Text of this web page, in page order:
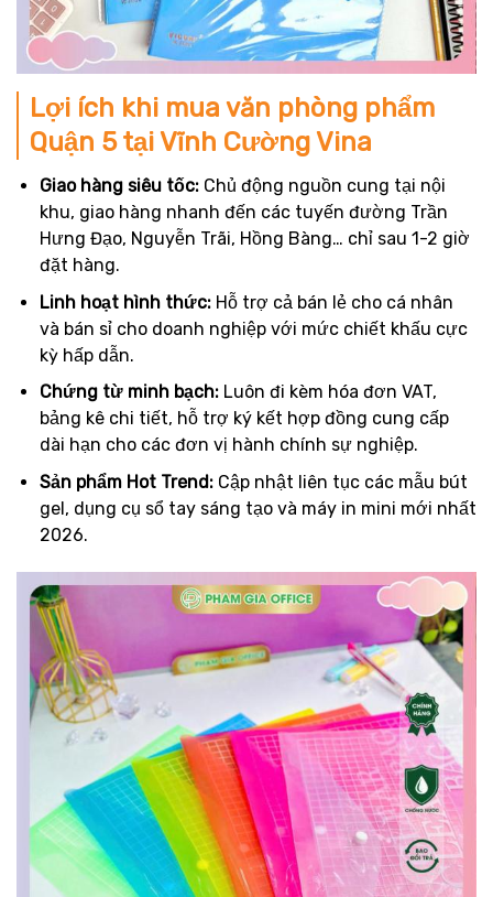
Lợi ích khi mua văn phòng phẩm
Quận 5 tại Vĩnh Cường Vina
Giao hàng siêu tốc:Chủ động nguồn cung tại nội
khu, giao hàng nhanh đến các tuyến đường Trần
Hưng Đạo, Nguyễn Trãi, Hồng Bàng… chỉ sau 1-2 giờ
đặt hàng.
Linh hoạt hình thức:Hỗ trợ cả bán lẻ cho cá nhân
và bán sỉ cho doanh nghiệp với mức chiết khấu cực
kỳ hấp dẫn.
Chứng từ minh bạch:Luôn đi kèm hóa đơn VAT,
bảng kê chi tiết, hỗ trợ ký kết hợp đồng cung cấp
dài hạn cho các đơn vị hành chính sự nghiệp.
Sản phẩm Hot Trend:Cập nhật liên tục các mẫu bút
gel, dụng cụ sổ tay sáng tạo và máy in mini mới nhất
2026.